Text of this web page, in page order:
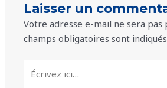
Laisser un
Votre adresse e-mail ne sera pas
champs obligatoires sont
ici…